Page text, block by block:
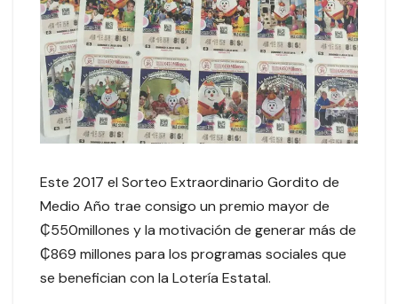
Este 2017 el Sorteo Extraordinario Gordito de
Medio Año trae consigo un premio mayor de
₵550millones y la motivación de generar más de
₵869 millones para los programas sociales que
se benefician con la Lotería Estatal.